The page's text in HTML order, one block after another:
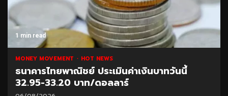
1 min read
MONEY MOVEMENT HOT NEWS
ธนาคารไทยพาณิชย์ ประเมินค่าเงินบาทวันนี้
32.95-33.20 บาท/ดอลลาร์